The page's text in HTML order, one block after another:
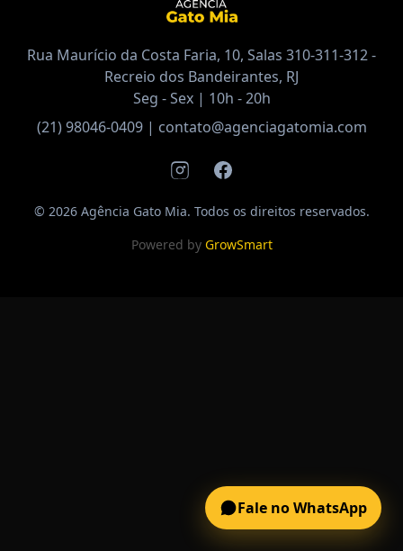
Rua Maurício da Costa Faria, 10, Salas 310-311-312 -
Recreio dos Bandeirantes, RJ
Seg - Sex | 10h - 20h
(21) 98046-0409| contato@agenciagatomia.com
© 2026 Agência Gato Mia. Todos os direitos reservados.
Powered by GrowSmart
Fale no WhatsApp